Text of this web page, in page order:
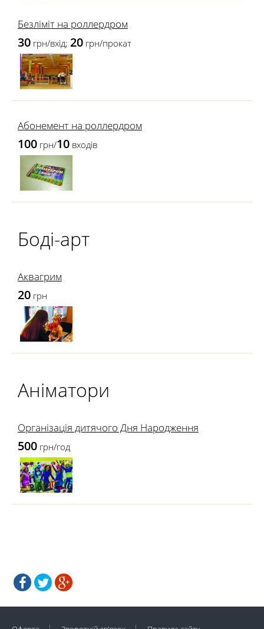
Безліміт на роллердром
30 грн/вхід; 20 грн/прокат
Абонемент на роллердром
100 грн/10 входів
Боді-арт
Аквагрим
20 грн
Аніматори
Організація дитячого Дня Народження
500 грн/год